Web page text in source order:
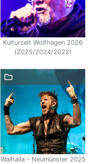
Kulturzelt Wolfhagen 2026
(2025/2024/2022)
Walhalla - Neumünster 2025